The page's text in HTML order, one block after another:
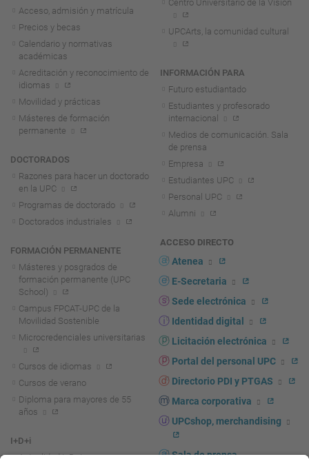
Acceso, admisión y matrícula
Precios y becas
Calendario y normativas
académicas
Acreditación y reconocimiento de
idiomas
Movilidad y prácticas
Másteres de formación
permanente
DOCTORADOS
Razones para hacer un doctorado
en la UPC
Programas de doctorado
Doctorados industriales
FORMACIÓN PERMANENTE
Másteres y posgrados de
formación permanente (UPC
School)
Campus FPCAT-UPC de la
Movilidad Sostenible
Microcredenciales universitarias
Cursos de idiomas
Cursos de verano
Diploma para mayores de 55
años
I+D+i
Centro Universitario de la Visión
UPCArts, la comunidad cultural
INFORMACIÓN PARA
Futuro estudiantado
Estudiantes y profesorado
internacional
Medios de comunicación. Sala
de prensa
Empresa
Estudiantes UPC
Personal UPC
Alumni
ACCESO DIRECTO
Atenea
E-Secretaria
Sede electrónica
Identidad digital
Licitación electrónica
Portal del personal UPC
Directorio PDI y PTGAS
Marca corporativa
UPCshop, merchandising
Sala de prensa